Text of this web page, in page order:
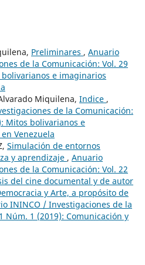
Preliminares , Anuario
de la Comunicación: Vol. 29
e imaginarios
Miquilena, Indice ,
de la Comunicación:
Mitos bolivarianos e
Venezuela
Simulación de entornos
y aprendizaje , Anuario
de la Comunicación: Vol. 22
del cine documental y de autor
y Arte, a propósito de
ININCO / Investigaciones de la
Núm. 1 (2019): Comunicación y